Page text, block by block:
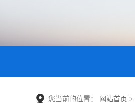
您当前的位置： 网站首页 >